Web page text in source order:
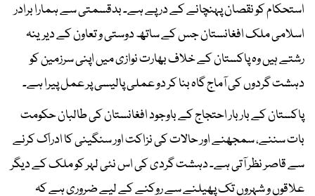
استحکام کو نقصان پہنچانے کے در پے ہے۔ بدقسمتی سے ہمارا برادر
اسلامی ملک افغانستان جس کے ساتھ دوستی و تعاون کے دیرینہ
رشتے ہیں وہ پاکستان کے خلاف بھارت نوازی میں اپنی سرزمین کو
دہشت گردوں کی آماج گاہ بنا کر دو عملی پالیسی پر عمل پیرا ہے۔
پاکستان کے بار بار احتجاج کے باوجود افغانستان کی طالبان حکومت
بات سننے، سمجھنے اور حالات کی نزاکت اور سنگینی کا ادراک کرنے
سے قاصر نظر آتی ہے۔ دہشت گردی کی اس نئی لہر کو ملک کے دیگر
علاقوں و شہروں تک پھیلنے سے روکنے کے لیے ضروری ہے کہ